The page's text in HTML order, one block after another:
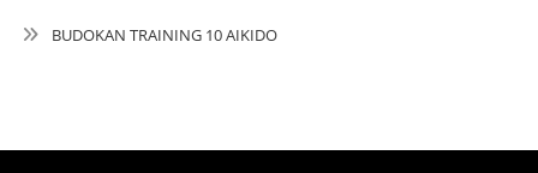
BUDOKAN TRAINING 10 AIKIDO